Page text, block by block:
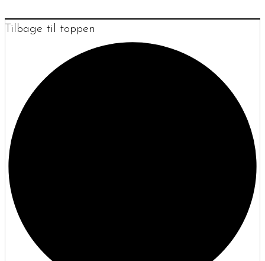
Tilbage til toppen